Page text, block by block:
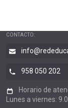
CONTACTO:
958 050 202
Horario de
Lunes a viernes: